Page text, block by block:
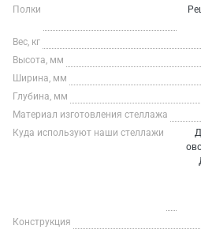
Полки
Вес, кг
Высота, мм
Ширина, мм
Глубина, мм
Материал изготовления стеллажа
Куда используют наши стеллажи
Конструкция